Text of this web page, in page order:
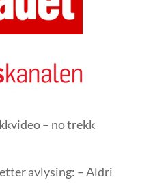
– no trekk
avlysing: – Aldri